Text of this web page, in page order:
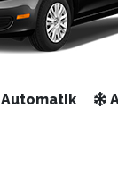
Automatik